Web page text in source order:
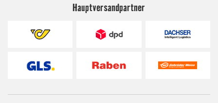
Hauptversandpartner